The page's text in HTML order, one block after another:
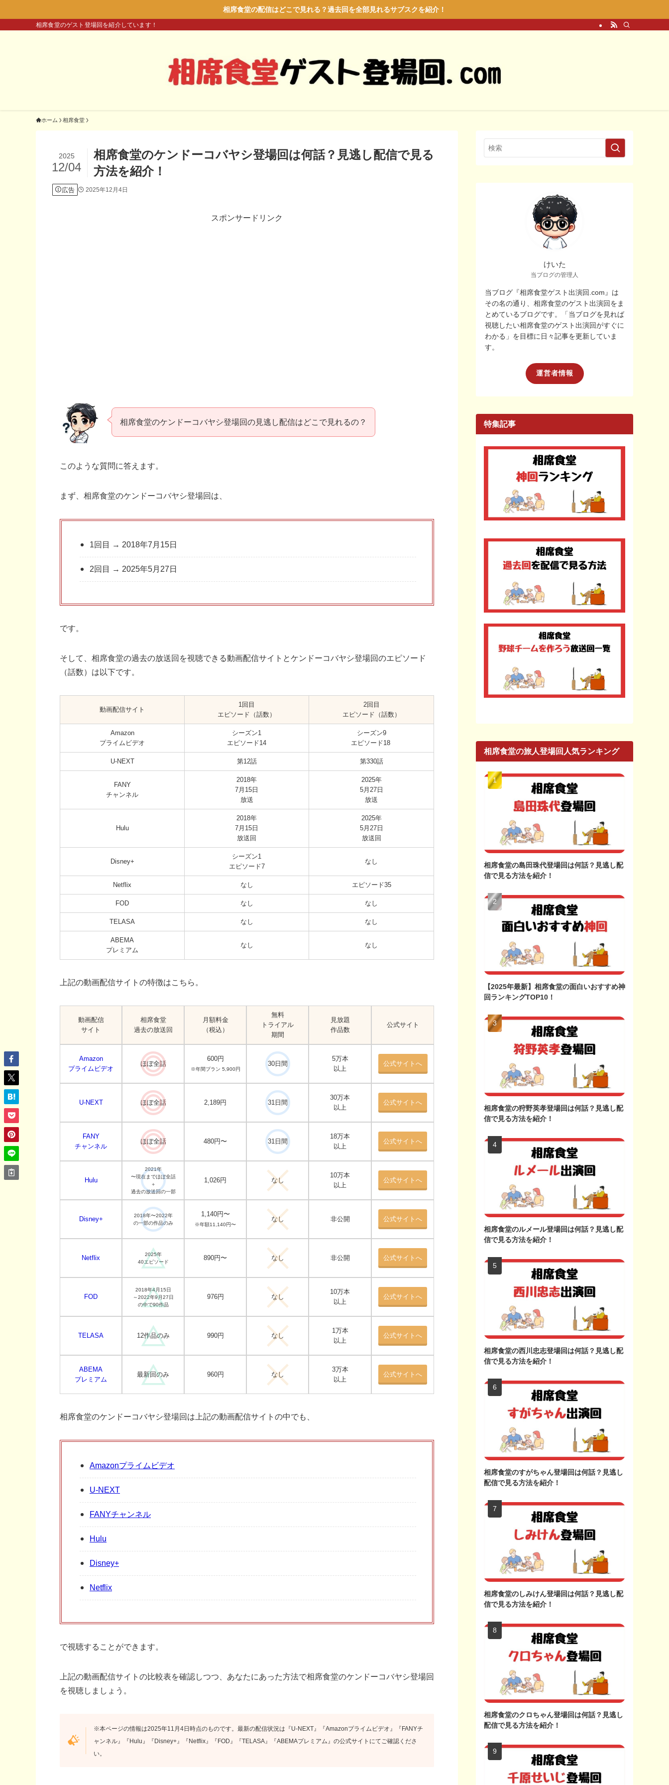
相席食堂の配信はどこで見れる？過去回を全部見れるサブスクを紹介！
相席食堂のゲスト登場回を紹介しています！
ホーム 相席食堂
相席食堂のケンドーコバヤシ登場回は何話？見逃し配信で見る
方法を紹介！
2025
12/04
広告 2025年12月4日
スポンサードリンク
相席食堂のケンドーコバヤシ登場回の見逃し配信はどこで見れるの？
このような質問に答えます。
まず、相席食堂のケンドーコバヤシ登場回は、
1回目 → 2018年7月15日
2回目 → 2025年5月27日
です。
そして、相席食堂の過去の放送回を視聴できる動画配信サイトとケンドーコバヤシ登場回のエピソード
（話数）は以下です。
動画配信サイト
1回目
エピソード（話数）
2回目
エピソード（話数）
Amazon
プライムビデオ
シーズン1
エピソード14
シーズン9
エピソード18
U-NEXT 第12話 第330話
FANY
チャンネル
2018年
7月15日
放送
2025年
5月27日
放送
Hulu
2018年
7月15日
放送回
2025年
5月27日
放送回
Disney+
シーズン1
エピソード7
なし
Netflix なし エピソード35
FOD なし なし
TELASA なし なし
ABEMA
プレミアム
なし なし
上記の動画配信サイトの特徴はこちら。
動画配信
サイト
相席食堂
過去の放送回
月額料金
（税込）
無料
トライアル
期間
見放題
作品数
公式サイト
Amazon
プライムビデオ
ほぼ全話
600円
※年間プラン 5,900円
30日間
5万本
以上
公式サイトへ
U-NEXT ほぼ全話 2,189円 31日間
30万本
以上
公式サイトへ
FANY
チャンネル
ほぼ全話 480円〜 31日間
18万本
以上
公式サイトへ
Hulu
2021年
〜現在までほぼ全話
＋
過去の放送回の一部
1,026円 なし
10万本
以上
公式サイトへ
Disney+
2018年〜2022年
の一部の作品のみ
1,140円〜
※年額11,140円〜
なし 非公開 公式サイトへ
Netflix
2025年
40エピソード
890円〜 なし 非公開 公式サイトへ
FOD
2018年4月15日
～2022年9月27日
の中で90作品
976円 なし
10万本
以上
公式サイトへ
TELASA 12作品のみ 990円 なし
1万本
以上
公式サイトへ
ABEMA
プレミアム
最新回のみ 960円 なし
3万本
以上
公式サイトへ
相席食堂のケンドーコバヤシ登場回は上記の動画配信サイトの中でも、
Amazonプライムビデオ
U-NEXT
FANYチャンネル
Hulu
Disney+
Netflix
で視聴することができます。
上記の動画配信サイトの比較表を確認しつつ、あなたにあった方法で相席食堂のケンドーコバヤシ登場回
を視聴しましょう。
※本ページの情報は2025年11月4日時点のものです。最新の配信状況は『U-NEXT』『Amazonプライムビデオ』『FANYチ
ャンネル』『Hulu』『Disney+』『Netflix』『FOD』『TELASA』『ABEMAプレミアム』の公式サイトにてご確認くださ
い。
けいた
当ブログの管理人
当ブログ『相席食堂ゲスト出演回.com』は
その名の通り、相席食堂のゲスト出演回をま
とめているブログです。「当ブログを見れば
視聴したい相席食堂のゲスト出演回がすぐに
わかる」を目標に日々記事を更新していま
す。
運営者情報
特集記事
相席食堂の旅人登場回人気ランキング
相席食堂の島田珠代登場回は何話？見逃し配
信で見る方法を紹介！
【2025年最新】相席食堂の面白いおすすめ神
回ランキングTOP10！
相席食堂の狩野英孝登場回は何話？見逃し配
信で見る方法を紹介！
相席食堂のルメール登場回は何話？見逃し配
信で見る方法を紹介！
相席食堂の西川忠志登場回は何話？見逃し配
信で見る方法を紹介！
相席食堂のすがちゃん登場回は何話？見逃し
配信で見る方法を紹介！
相席食堂のしみけん登場回は何話？見逃し配
信で見る方法を紹介！
相席食堂のクロちゃん登場回は何話？見逃し
配信で見る方法を紹介！